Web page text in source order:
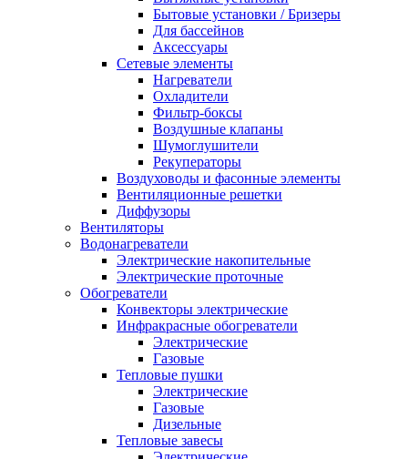
Бытовые установки / Бризеры
Для бассейнов
Аксессуары
Сетевые элементы
Нагреватели
Охладители
Фильтр-боксы
Воздушные клапаны
Шумоглушители
Рекуператоры
Воздуховоды и фасонные элементы
Вентиляционные решетки
Диффузоры
Вентиляторы
Водонагреватели
Электрические накопительные
Электрические проточные
Обогреватели
Конвекторы электрические
Инфракрасные обогреватели
Электрические
Газовые
Тепловые пушки
Электрические
Газовые
Дизельные
Тепловые завесы